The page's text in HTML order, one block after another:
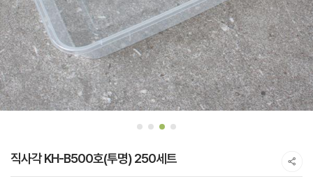
직사각 KH-B500호(투명) 250세트